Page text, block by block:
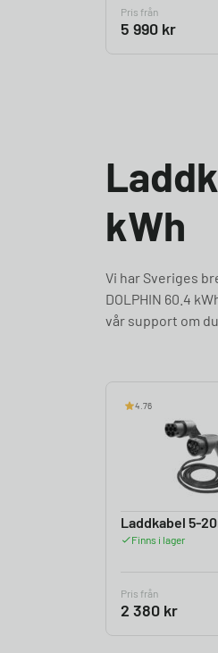
Pris från
5 990 kr
kWh
Vi har Sveriges
DOLPHIN 60.4
vår support om
4.76
Laddkabel 5-
Finns i lager
Pris från
2 380 kr